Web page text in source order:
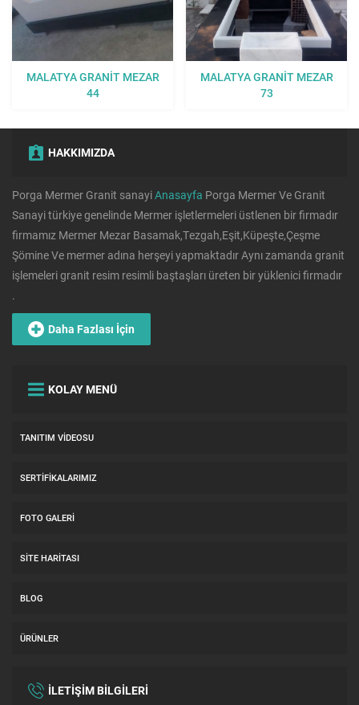
MALATYA GRANIT MEZAR
44
MALATYA GRANIT MEZAR
73
HAKKIMIZDA
Porga Mermer Granit sanayiAnasayfa Porga Mermer Ve Granit
Sanayi türkiye genelinde Mermer işletlermeleri üstlenen bir firmadır
firmamız Mermer Mezar Basamak,Tezgah,Eşit,Küpeşte,Çeşme
Şömine Ve mermer adına herşeyi yapmaktadır Aynı zamanda granit
işlemeleri granit resim resimli baştaşları üreten bir yüklenici firmadır
.
Daha Fazlası İçin
KOLAY MENÜ
TANITIM VIDEOSU
SERTIFIKALARIMIZ
FOTO GALERI
SITE HARITASI
BLOG
ÜRÜNLER
İLETİŞİM BİLGİLERİ